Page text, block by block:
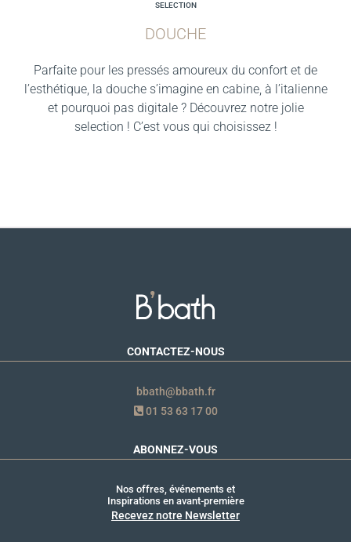
SELECTION
DOUCHE
Parfaite pour les pressés amoureux du confort et de
l’esthétique, la douche s’imagine en cabine, à l’italienne
et pourquoi pas digitale ? Découvrez notre jolie
selection ! C’est vous qui choisissez !
CONTACTEZ-NOUS
bbath@bbath.fr
01 53 63 17 00
ABONNEZ-VOUS
Nos offres, événements et
Inspirations en avant-première
Recevez notre Newsletter